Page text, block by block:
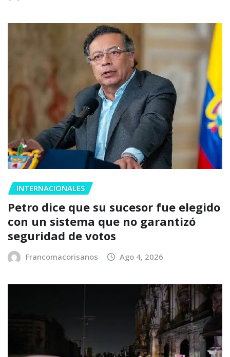
INTERNACIONALES
Petro dice que su sucesor fue elegido
con un sistema que no garantizó
seguridad de votos
Francomacorisanos Ago 4, 2026